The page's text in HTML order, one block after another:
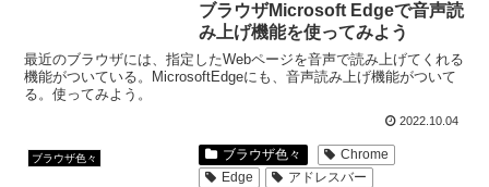
ブラウザMicrosoft Edgeで音声読
み上げ機能を使ってみよう
最近のブラウザには、指定したWebページを音声で読み上げてくれる
機能がついている。MicrosoftEdgeにも、音声読み上げ機能がついて
る。使ってみよう。
2022.10.04
ブラウザ色々 ブラウザ色々
Chrome
Edge
アドレスバー